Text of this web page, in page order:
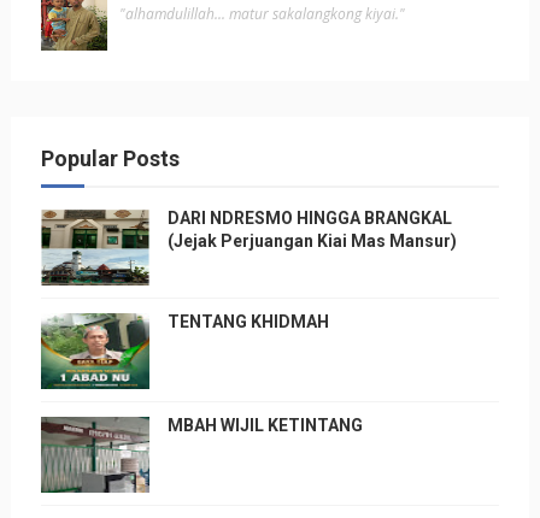
"alhamdulillah... matur sakalangkong kiyai."
Popular Posts
DARI NDRESMO HINGGA BRANGKAL
(Jejak Perjuangan Kiai Mas Mansur)
TENTANG KHIDMAH
MBAH WIJIL KETINTANG